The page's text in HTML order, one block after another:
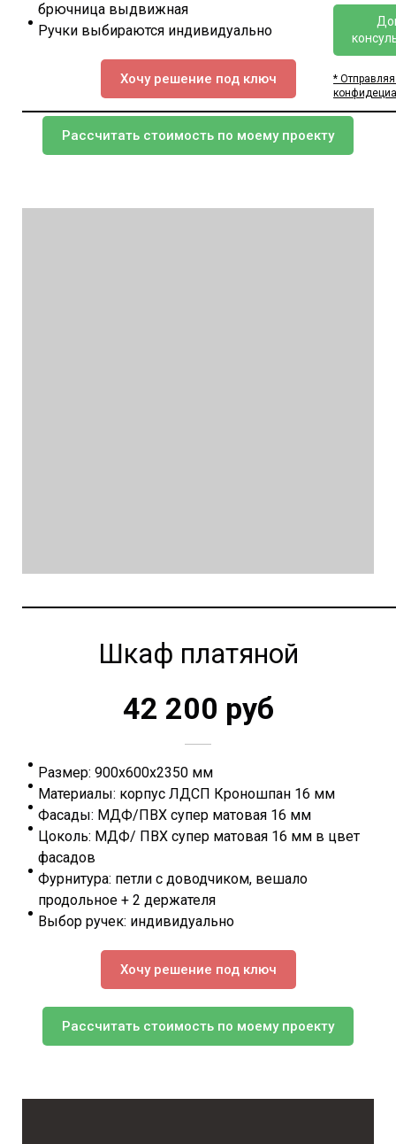
*
брючница выдвижная
Ручки выбираются индивидуально
Хочу решение под ключ
Рассчитать стоимость по моему проекту
Шкаф платяной
42 200 руб
Размер: 900х600х2350 мм
Материалы: корпус ЛДСП Кроношпан 16 мм
Фасады: МДФ/ПВХ супер матовая 16 мм
Цоколь: МДФ/ ПВХ супер матовая 16 мм в цвет
фасадов
Фурнитура: петли с доводчиком, вешало
продольное + 2 держателя
Выбор ручек: индивидуально
Хочу решение под ключ
Рассчитать стоимость по моему проекту